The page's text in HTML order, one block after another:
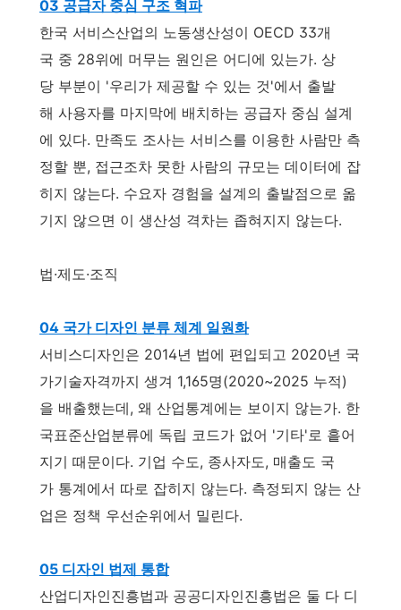
03 공급자 중심 구조 혁파
한국 서비스산업의 노동생산성이 OECD 33개
국 중 28위에 머무는 원인은 어디에 있는가. 상
당 부분이 '우리가 제공할 수 있는 것'에서 출발
해 사용자를 마지막에 배치하는 공급자 중심 설계
에 있다. 만족도 조사는 서비스를 이용한 사람만 측
정할 뿐, 접근조차 못한 사람의 규모는 데이터에 잡
히지 않는다. 수요자 경험을 설계의 출발점으로 옮
기지 않으면 이 생산성 격차는 좁혀지지 않는다.
법·제도·조직
04 국가 디자인 분류 체계 일원화
서비스디자인은 2014년 법에 편입되고 2020년 국
가기술자격까지 생겨 1,165명(2020~2025 누적)
을 배출했는데, 왜 산업통계에는 보이지 않는가. 한
국표준산업분류에 독립 코드가 없어 '기타'로 흩어
지기 때문이다. 기업 수도, 종사자도, 매출도 국
가 통계에서 따로 잡히지 않는다. 측정되지 않는 산
업은 정책 우선순위에서 밀린다.
05 디자인 법제 통합
산업디자인진흥법과 공공디자인진흥법은 둘 다 디